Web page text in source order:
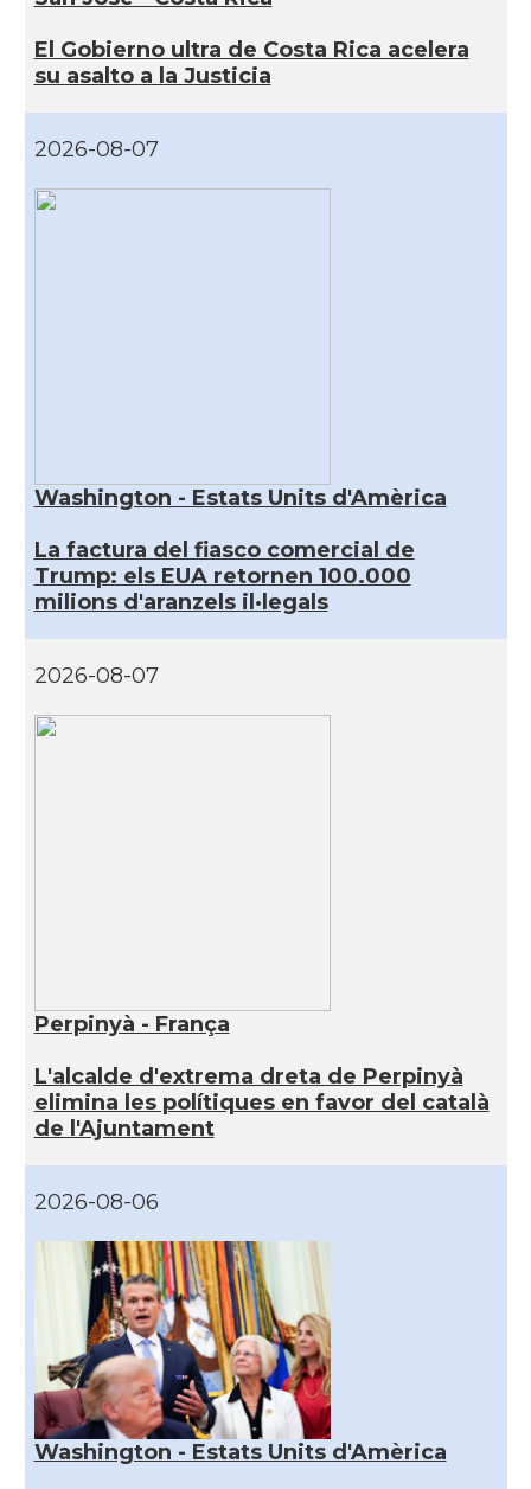
El Gobierno ultra de Costa Rica acelera
su asalto a la Justicia
2026-08-07
Washington - Estats Units d'Amèrica
La factura del fiasco comercial de
Trump: els EUA retornen 100.000
milions d'aranzels il·legals
2026-08-07
Perpinyà - França
L'alcalde d'extrema dreta de Perpinyà
elimina les polítiques en favor del català
de l'Ajuntament
2026-08-06
Washington - Estats Units d'Amèrica